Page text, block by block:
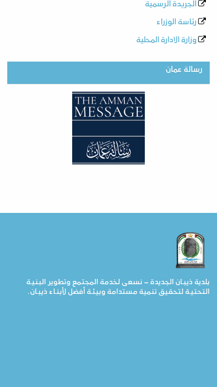
الجريدة الرسمية
رئاسة الوزراء
وزارة الادارة المحلية
رسالة عمان
بلدية ذيبان الجديدة – نسعى لخدمة المجتمع وتطوير البنية
التحتية لتحقيق تنمية مستدامة وبيئة أفضل لأبناء ذيبان.